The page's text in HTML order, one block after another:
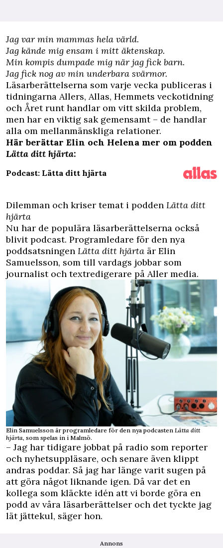
Jag var min mammas hela värld.
Jag kände mig ensam i mitt äktenskap.
Min kompis dumpade mig när jag fick barn.
Jag fick nog av min underbara svärmor.
Läsarberättelserna som varje vecka publiceras i
tidningarna Allers, Allas, Hemmets veckotidning
och Året runt handlar om vitt skilda problem,
men har en viktig sak gemensamt – de handlar
alla om mellanmänskliga relationer.
Här berättar Elin och Helena mer om podden
Lätta ditt hjärta:
Podcast: Lätta ditt hjärta
Dilemman och kriser temat i podden Lätta ditt
hjärta
Nu har de populära läsarberättelserna också
blivit podcast. Programledare för den nya
poddsatsningen Lätta ditt hjärta är Elin
Samuelsson, som till vardags jobbar som
journalist och textredigerare på Aller media.
Elin Samuelsson är programledare för den nya podcasten Lätta ditt
hjärta, som spelas in i Malmö.
– Jag har tidigare jobbat på radio som reporter
och nyhetsuppläsare, och senare även klippt
andras poddar. Så jag har länge varit sugen på
att göra något liknande igen. Då var det en
kollega som kläckte idén att vi borde göra en
podd av våra läsarberättelser och det tyckte jag
lät jättekul, säger hon.
Annons